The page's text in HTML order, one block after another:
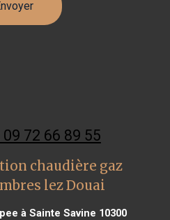
72 66 89 55
chaudière gaz
lez Douai
à Sainte Savine 10300